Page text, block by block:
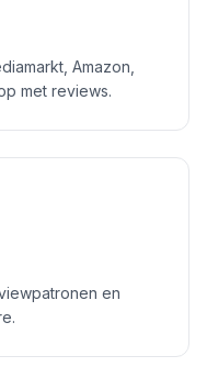
Amazon,
met reviews.
en